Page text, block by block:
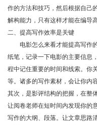
作的方法和技巧，然后根据自己
解构能力，只有这样才能在编导
二、提高写作效率是关键
电影怎么来看才能提高写作
纸笔，记录一下电影的主要信息
程中记住重要的时间和线索。 你
等。诸多的写作素材 ，会让你内
其次，是影评结构的把握，在整
让阅卷老师在短时间内发现你的
写作的大纲、段落。 让文章思路